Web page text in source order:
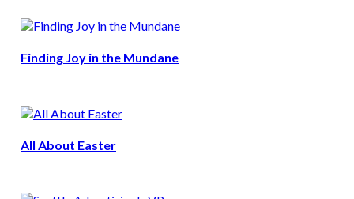
Finding Joy in the Mundane
All About Easter